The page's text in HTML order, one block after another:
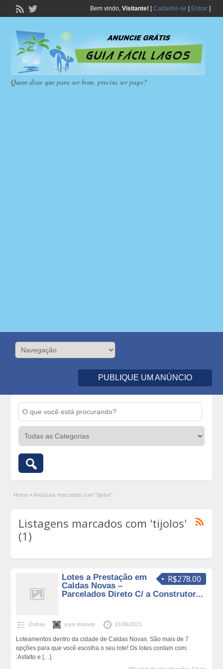
Bem vindo, Visitante! [Cadastre-se Entrar]
Quem disse que para ser bom, precisa ser pago?
PUBLIQUE UM ANÚNCIO
Home » Anúncios marcados com "tijolos"
Listagens marcados com 'tijolos'
(1)
R$278.00
Lotes a Prestação em
Caldas Novas –
Parcelados Direto C/ a Construtor...
Outras yure imoveis 01/06/2021
Loteamentos dentro da cidade de Caldas Novas. São mais de 7
opções para que você escolha o seu lote! Os lotes contam com:
:Asfalto e […]